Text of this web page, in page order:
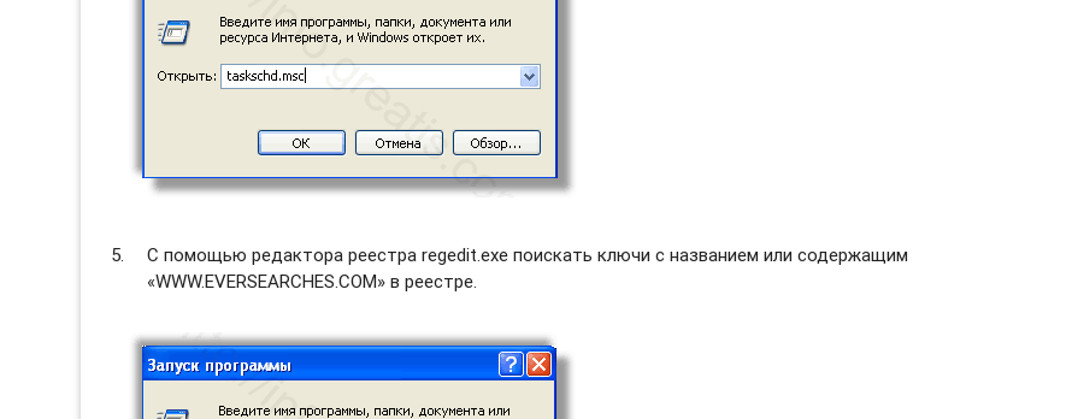
С помощью редактора реестра regedit.exe поискать ключи с названием или содержащим
«WWW.EVERSEARCHES.COM» в реестре.